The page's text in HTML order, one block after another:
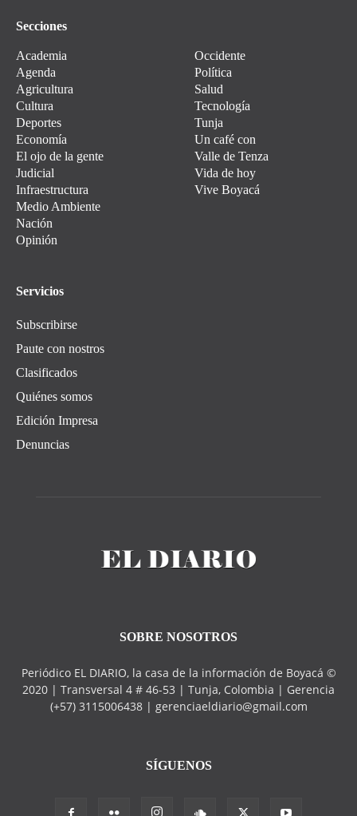
Secciones
Academia
Agenda
Agricultura
Cultura
Deportes
Economía
El ojo de la gente
Judicial
Infraestructura
Medio Ambiente
Nación
Opinión
Occidente
Política
Salud
Tecnología
Tunja
Un café con
Valle de Tenza
Vida de hoy
Vive Boyacá
Servicios
Subscribirse
Paute con nostros
Clasificados
Quiénes somos
Edición Impresa
Denuncias
SOBRE NOSOTROS
Periódico EL DIARIO, la casa de la información de Boyacá ©
2020 | Transversal 4 # 46-53 | Tunja, Colombia | Gerencia
(+57) 3115006438 | gerenciaeldiario@gmail.com
SÍGUENOS